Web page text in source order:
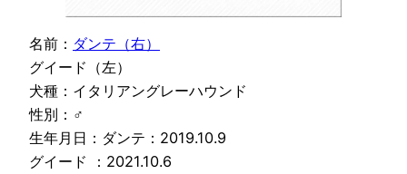
名前： ダンテ（右）
グイード（左）
犬種：イタリアングレーハウンド
性別：♂
生年月日：ダンテ：2019.10.9
グイード ：2021.10.6